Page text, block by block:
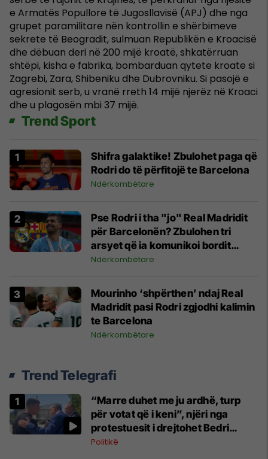
e Armatës Popullore të Jugosllavisë (APJ) dhe nga
grupet paramilitare nën kontrollin e shërbimeve
sekrete të Beogradit, sulmuan Republikën e Kroacisë
dhe dëbuan deri në 200 mijë kroatë, shkatërruan
shtëpi, kisha e fabrika, bombarduan qytete kroate si
Zagrebi, Zara, Shibeniku dhe Dubrovniku. Si pasojë e
agresionit serb, u vranë rreth 14 mijë njerëz në Kroaci
dhe u plagosën mbi 37 mijë.
Trend Sport
Shifra galaktike! Zbulohet paga që
Rodri do të përfitojë te Barcelona
Ndërkombëtare
Pse Rodri i tha "jo" Real Madridit
për Barcelonën? Zbulohen tri
arsyet që ia komunikoi bordit
madrilen
Ndërkombëtare
Mourinho ‘shpërthen’ ndaj Real
Madridit pasi Rodri zgjodhi kalimin
te Barcelona
Ndërkombëtare
Trend Telegrafi
“Marre duhet me ju ardhë, turp
për votat që i keni”, njëri nga
protestuesit i drejtohet Bedri
Hamzës
Politikë